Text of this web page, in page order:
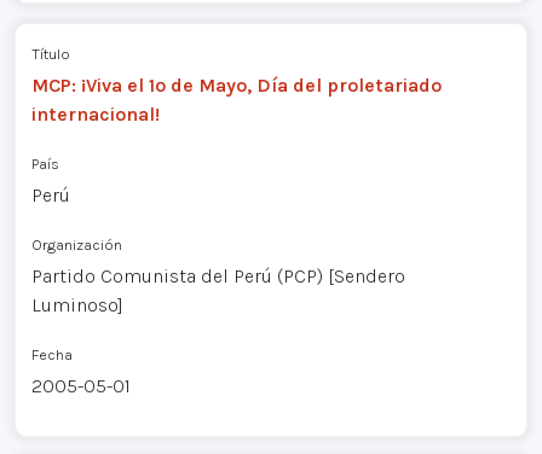
Título
MCP: ¡Viva el 1º de Mayo, Día del proletariado
internacional!
País
Perú
Organización
Partido Comunista del Perú (PCP) [Sendero
Luminoso]
Fecha
2005-05-01